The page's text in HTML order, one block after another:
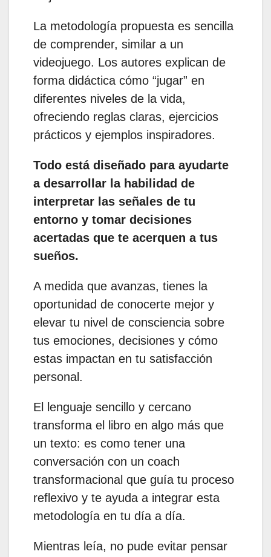
La metodología propuesta es sencilla
de comprender, similar a un
videojuego. Los autores explican de
forma didáctica cómo “jugar” en
diferentes niveles de la vida,
ofreciendo reglas claras, ejercicios
prácticos y ejemplos inspiradores.
Todo está diseñado para ayudarte
a desarrollar la habilidad de
interpretar las señales de tu
entorno y tomar decisiones
acertadas que te acerquen a tus
sueños.
A medida que avanzas, tienes la
oportunidad de conocerte mejor y
elevar tu nivel de consciencia sobre
tus emociones, decisiones y cómo
estas impactan en tu satisfacción
personal.
El lenguaje sencillo y cercano
transforma el libro en algo más que
un texto: es como tener una
conversación con un coach
transformacional que guía tu proceso
reflexivo y te ayuda a integrar esta
metodología en tu día a día.
Mientras leía, no pude evitar pensar